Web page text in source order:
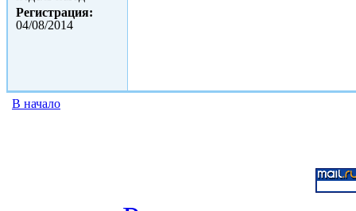
Регистрация:
04/08/2014
В начало